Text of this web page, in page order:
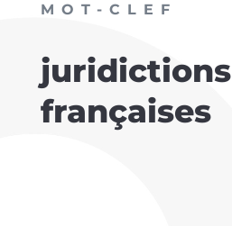
MOT-CLEF
juridictions
françaises